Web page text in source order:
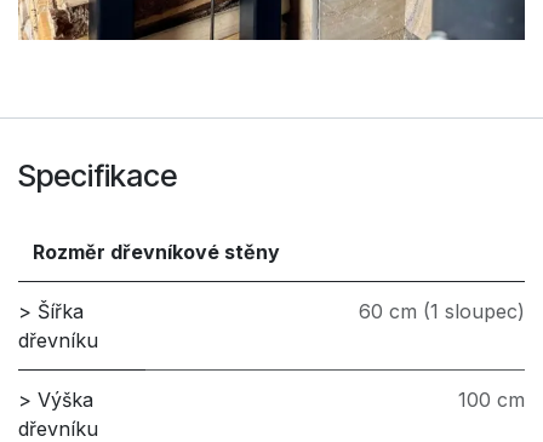
Specifikace
Rozměr dřevníkové stěny
> Šířka
dřevníku
60 cm (1 sloupec)
> Výška
dřevníku
100 cm